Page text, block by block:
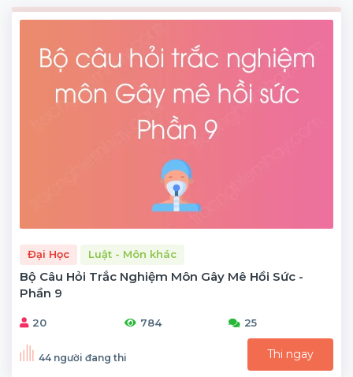
Đại Học Luật - Môn khác
Bộ Câu Hỏi Trắc Nghiệm Môn Gây Mê Hồi Sức -
Phần 9
20 784 25
44 người đang thi Thi ngay